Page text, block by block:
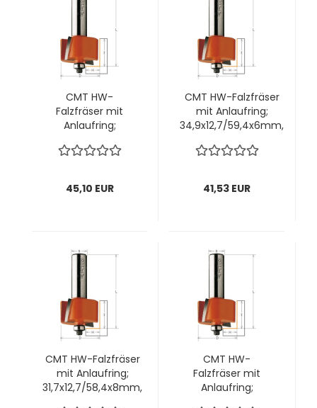
CMT HW-
Falzfräser mit
Anlaufring;
z2 ; Schnitttiefe
Stck
45,10 EUR
CMT HW-Falzfräser
mit Anlaufring;
34,9x12,7/59,4x6mm,
12,7mm; 1 VPE = 1
41,53 EUR
CMT HW-Falzfräser
mit Anlaufring;
31,7x12,7/58,4x8mm,
CMT HW-
Falzfräser mit
Anlaufring;